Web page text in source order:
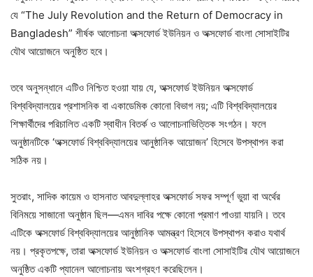
যে “The July Revolution and the Return of Democracy in
Bangladesh” শীর্ষক আলোচনা অক্সফোর্ড ইউনিয়ন ও অক্সফোর্ড বাংলা সোসাইটির
যৌথ আয়োজনে অনুষ্ঠিত হবে।
তবে অনুসন্ধানে এটিও নিশ্চিত হওয়া যায় যে, অক্সফোর্ড ইউনিয়ন অক্সফোর্ড
বিশ্ববিদ্যালয়ের প্রশাসনিক বা একাডেমিক কোনো বিভাগ নয়; এটি বিশ্ববিদ্যালয়ের
শিক্ষার্থীদের পরিচালিত একটি স্বাধীন বিতর্ক ও আলোচনাভিত্তিক সংগঠন। ফলে
অনুষ্ঠানটিকে ‘অক্সফোর্ড বিশ্ববিদ্যালয়ের আনুষ্ঠানিক আয়োজন’ হিসেবে উপস্থাপন করা
সঠিক নয়।
সুতরাং, সাদিক কায়েম ও হাসনাত আবদুল্লাহর অক্সফোর্ড সফর সম্পূর্ণ ভুয়া বা অর্থের
বিনিময়ে সাজানো অনুষ্ঠান ছিল—এমন দাবির পক্ষে কোনো প্রমাণ পাওয়া যায়নি। তবে
এটিকে অক্সফোর্ড বিশ্ববিদ্যালয়ের আনুষ্ঠানিক আমন্ত্রণ হিসেবে উপস্থাপন করাও যথার্থ
নয়। প্রকৃতপক্ষে, তারা অক্সফোর্ড ইউনিয়ন ও অক্সফোর্ড বাংলা সোসাইটির যৌথ আয়োজনে
অনুষ্ঠিত একটি প্যানেল আলোচনায় অংশগ্রহণ করেছিলেন।